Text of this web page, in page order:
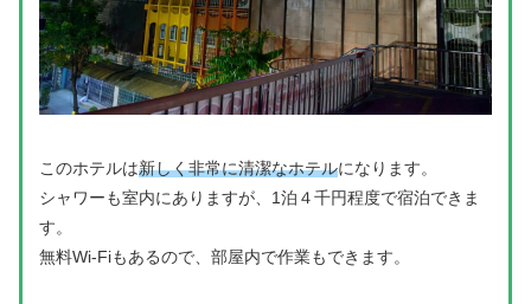
このホテルは新しく非常に清潔なホテルになります。
シャワーも室内にありますが、1泊４千円程度で宿泊できま
す。
無料Wi-Fiもあるので、部屋内で作業もできます。